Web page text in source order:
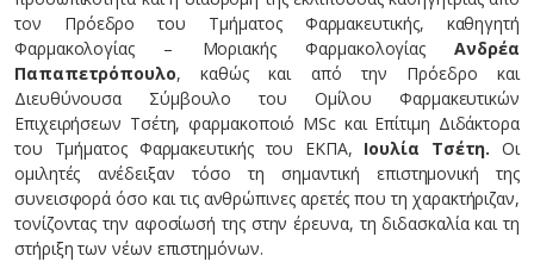
τον Πρόεδρο του Τμήματος Φαρμακευτικής, καθηγητή
Φαρμακολογίας – Μοριακής ΦαρμακολογίαςΑνδρέα
Παπαπετρόπουλο, καθώς και από την Πρόεδρο και
Διευθύνουσα Σύμβουλο του Ομίλου Φαρμακευτικών
Επιχειρήσεων Τσέτη, φαρμακοποιό MSc και Επίτιμη Διδάκτορα
του Τμήματος Φαρμακευτικής του ΕΚΠΑ, Ιουλία Τσέτη. Οι
ομιλητές ανέδειξαν τόσο τη σημαντική επιστημονική της
συνεισφορά όσο και τις ανθρώπινες αρετές που τη χαρακτήριζαν,
τονίζοντας την αφοσίωσή της στην έρευνα, τη διδασκαλία και τη
στήριξη των νέων επιστημόνων.